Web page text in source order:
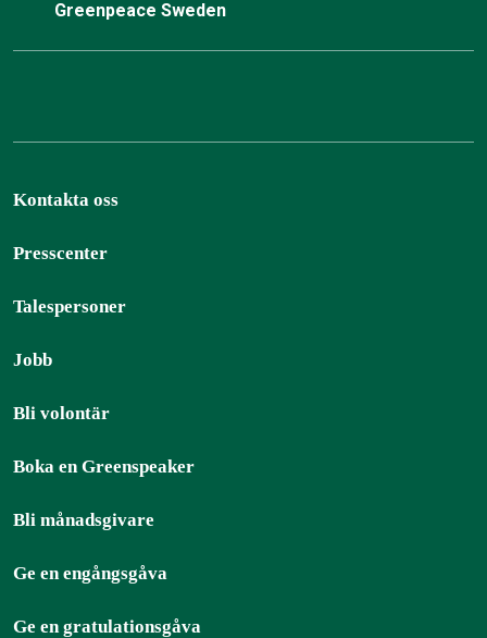
Greenpeace Sweden
Kontakta oss
Presscenter
Talespersoner
Jobb
Bli volontär
Boka en Greenspeaker
Bli månadsgivare
Ge en engångsgåva
Ge en gratulationsgåva